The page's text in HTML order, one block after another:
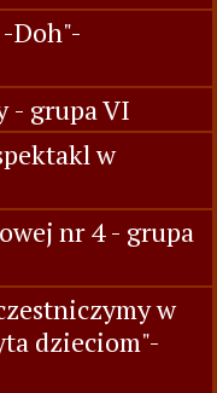
Doh"-
- grupa VI
w
nr 4 - grupa
w
dzieciom"-